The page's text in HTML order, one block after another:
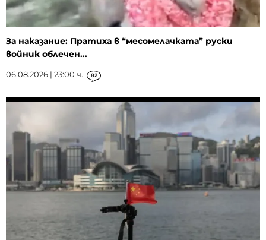
За наказание: Пратиха в “месомелачката” руски
войник облечен...
06.08.2026 | 23:00 ч. 82